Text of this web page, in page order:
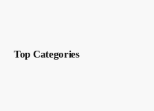
Top Categories